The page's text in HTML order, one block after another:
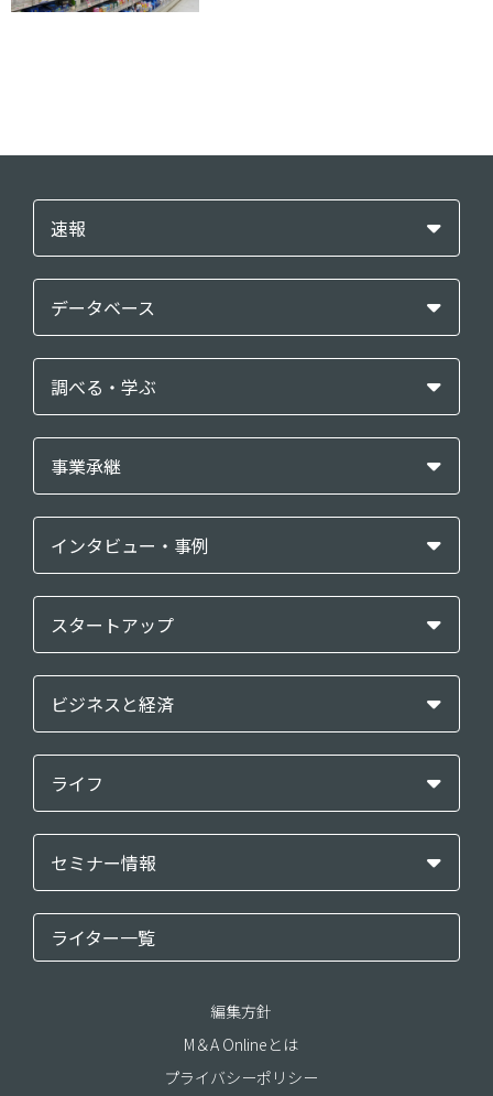
速報
データベース
調べる・学ぶ
事業承継
インタビュー・事例
スタートアップ
ビジネスと経済
ライフ
セミナー情報
ライター一覧
編集方針
M＆A Onlineとは
プライバシーポリシー